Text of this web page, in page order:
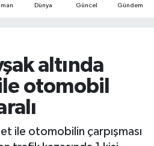
Dünya Güncel Gündem
altında
otomobil
ile otomobilin çarpışması